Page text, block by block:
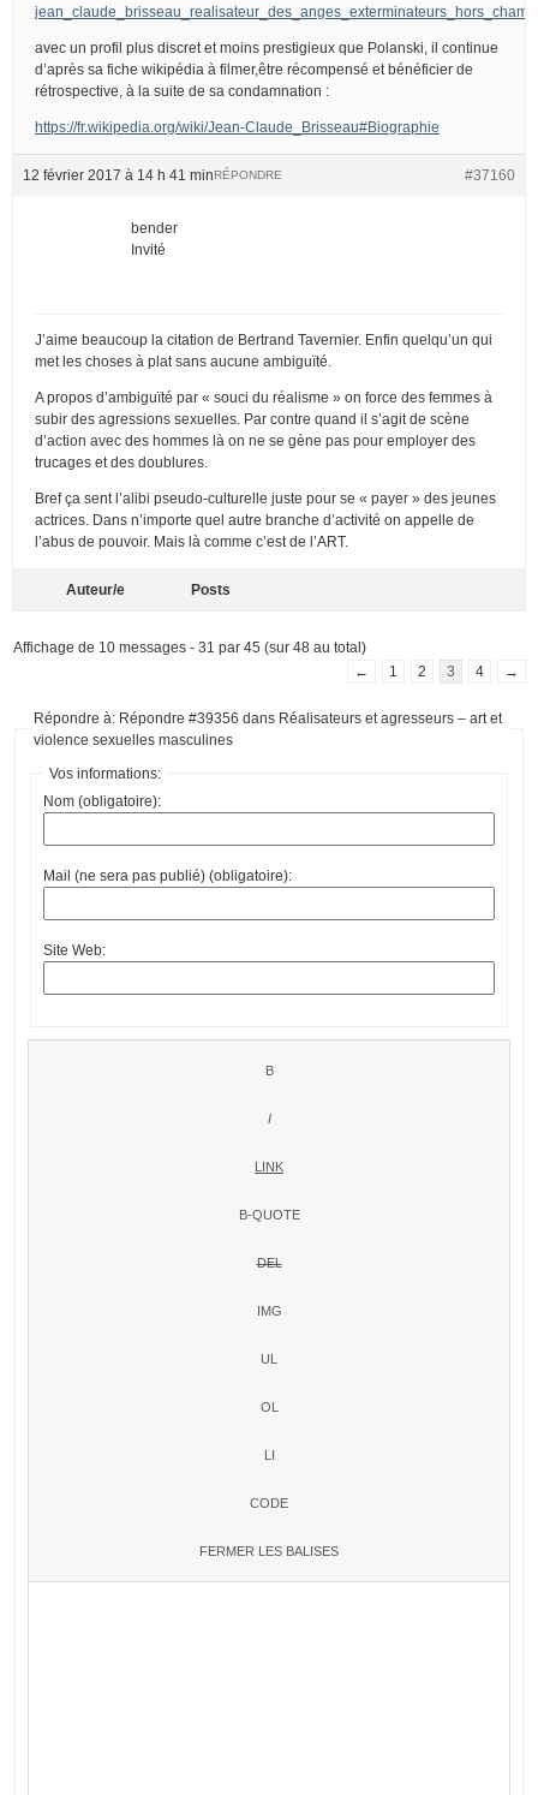
avec un profil plus discret et moins prestigieux que Polanski, il continue
d’après sa fiche wikipédia à filmer,être récompensé et bénéficier de
rétrospective, à la suite de sa condamnation :
https://fr.wikipedia.org/wiki/Jean-Claude_Brisseau#Biographie
12 février 2017 à 14 h 41 min #37160
RÉPONDRE
bender
Invité
J’aime beaucoup la citation de Bertrand Tavernier. Enfin quelqu’un qui
met les choses à plat sans aucune ambiguïté.
A propos d’ambiguïté par « souci du réalisme » on force des femmes à
subir des agressions sexuelles. Par contre quand il s’agit de scène
d’action avec des hommes là on ne se gène pas pour employer des
trucages et des doublures.
Bref ça sent l’alibi pseudo-culturelle juste pour se « payer » des jeunes
actrices. Dans n’importe quel autre branche d’activité on appelle de
l’abus de pouvoir. Mais là comme c’est de l’ART.
Auteur/e Posts
Affichage de 10 messages - 31 par 45 (sur 48 au total)
←
1 2 3 4 →
Répondre à: Répondre #39356 dans Réalisateurs et agresseurs – art et
violence sexuelles masculines
Vos informations:
Nom (obligatoire):
Mail (ne sera pas publié) (obligatoire):
Site Web: